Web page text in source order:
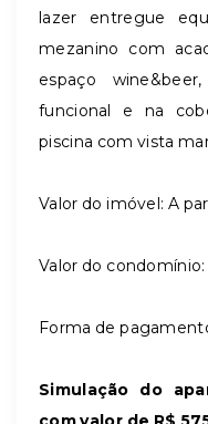
lazer entregue
mezanino com
espaço
funcional e na
piscina com vista
Valor do imóvel: A
Valor do
Forma de
Simulação do